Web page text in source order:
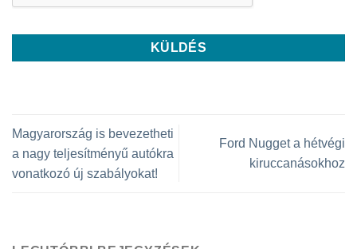
Magyarország is bevezetheti
a nagy teljesítményű autókra
vonatkozó új szabályokat!
Ford Nugget a hétvégi
kiruccanásokhoz